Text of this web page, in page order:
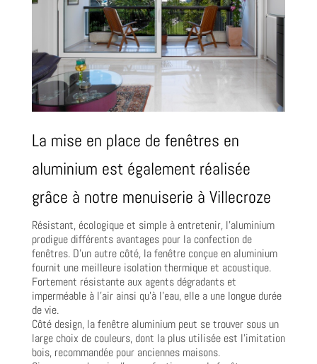
La mise en place de fenêtres en
aluminium est également réalisée
grâce à notre menuiserie à Villecroze
Résistant, écologique et simple à entretenir, l’aluminium
prodigue différents avantages pour la confection de
fenêtres. D’un autre côté, la fenêtre conçue en aluminium
fournit une meilleure isolation thermique et acoustique.
Fortement résistante aux agents dégradants et
imperméable à l’air ainsi qu’à l’eau, elle a une longue durée
de vie.
Côté design, la fenêtre aluminium peut se trouver sous un
large choix de couleurs, dont la plus utilisée est l’imitation
bois, recommandée pour anciennes maisons.